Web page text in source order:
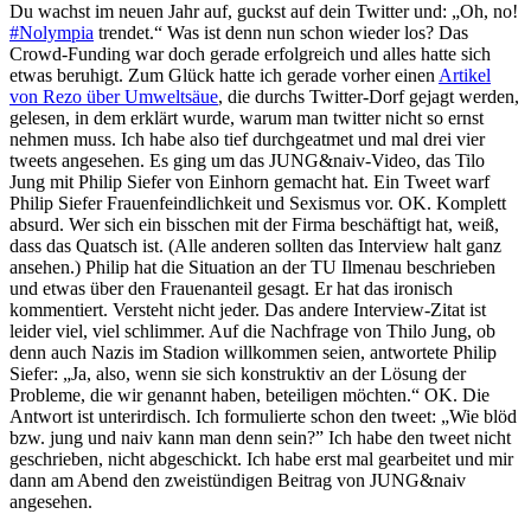
Du wachst im neuen Jahr auf, guckst auf dein Twitter und: „Oh, no!
#Nolympia trendet.“ Was ist denn nun schon wieder los? Das
Crowd-Funding war doch gerade erfolgreich und alles hatte sich
etwas beruhigt. Zum Glück hatte ich gerade vorher einen Artikel
von Rezo über Umweltsäue, die durchs Twitter-Dorf gejagt werden,
gelesen, in dem erklärt wurde, warum man twitter nicht so ernst
nehmen muss. Ich habe also tief durchgeatmet und mal drei vier
tweets angesehen. Es ging um das JUNG&naiv-Video, das Tilo
Jung mit Philip Siefer von Einhorn gemacht hat. Ein Tweet warf
Philip Siefer Frauenfeindlichkeit und Sexismus vor. OK. Komplett
absurd. Wer sich ein bisschen mit der Firma beschäftigt hat, weiß,
dass das Quatsch ist. (Alle anderen sollten das Interview halt ganz
ansehen.) Philip hat die Situation an der TU Ilmenau beschrieben
und etwas über den Frauenanteil gesagt. Er hat das ironisch
kommentiert. Versteht nicht jeder. Das andere Interview-Zitat ist
leider viel, viel schlimmer. Auf die Nachfrage von Thilo Jung, ob
denn auch Nazis im Stadion willkommen seien, antwortete Philip
Siefer: „Ja, also, wenn sie sich konstruktiv an der Lösung der
Probleme, die wir genannt haben, beteiligen möchten.“ OK. Die
Antwort ist unterirdisch. Ich formulierte schon den tweet: „Wie blöd
bzw. jung und naiv kann man denn sein?” Ich habe den tweet nicht
geschrieben, nicht abgeschickt. Ich habe erst mal gearbeitet und mir
dann am Abend den zweistündigen Beitrag von JUNG&naiv
angesehen.